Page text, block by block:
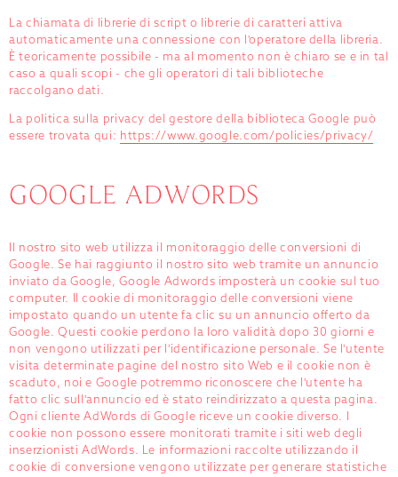
La chiamata di librerie di script o librerie di caratteri attiva
automaticamente una connessione con l'operatore della libreria.
È teoricamente possibile - ma al momento non è chiaro se e in tal
caso a quali scopi - che gli operatori di tali biblioteche
raccolgano dati.
La politica sulla privacy del gestore della biblioteca Google può
essere trovata qui: https://www.google.com/policies/privacy/
GOOGLE ADWORDS
Il nostro sito web utilizza il monitoraggio delle conversioni di
Google. Se hai raggiunto il nostro sito web tramite un annuncio
inviato da Google, Google Adwords imposterà un cookie sul tuo
computer. Il cookie di monitoraggio delle conversioni viene
impostato quando un utente fa clic su un annuncio offerto da
Google. Questi cookie perdono la loro validità dopo 30 giorni e
non vengono utilizzati per l'identificazione personale. Se l'utente
visita determinate pagine del nostro sito Web e il cookie non è
scaduto, noi e Google potremmo riconoscere che l'utente ha
fatto clic sull'annuncio ed è stato reindirizzato a questa pagina.
Ogni cliente AdWords di Google riceve un cookie diverso. I
cookie non possono essere monitorati tramite i siti web degli
inserzionisti AdWords. Le informazioni raccolte utilizzando il
cookie di conversione vengono utilizzate per generare statistiche